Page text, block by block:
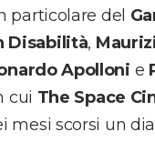
particolare del
Disabilità,
Apolloni e
cui The Space
mesi scorsi un